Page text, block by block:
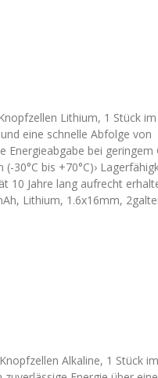
Lithium, 1 Stück im
eine schnelle Abfolge von
Energieabgabe bei geringem
30°C bis +70°C)›
10 Jahre lang aufrecht
Lithium, 1.6x16mm,
Alkaline, 1 Stück